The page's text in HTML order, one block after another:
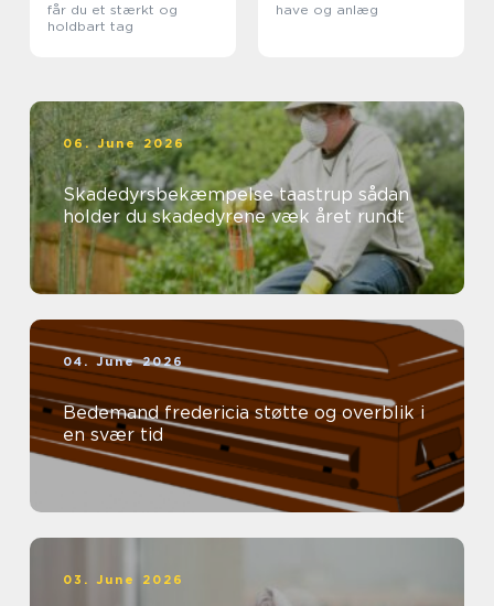
får du et stærkt og
holdbart tag
have og anlæg
06. June 2026
Skadedyrsbekæmpelse taastrup sådan
holder du skadedyrene væk året rundt
04. June 2026
Bedemand fredericia støtte og overblik i
en svær tid
03. June 2026